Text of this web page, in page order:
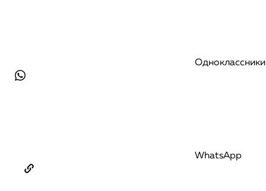
Одноклассники
WhatsApp